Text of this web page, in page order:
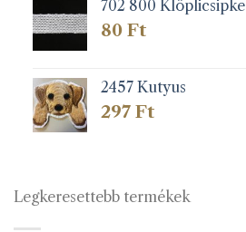
702 800 Klöplicsipke
80 Ft
2457 Kutyus
297 Ft
Legkeresettebb termékek